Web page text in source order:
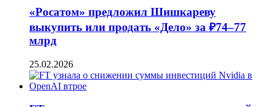
«Росатом» предложил Шишкареву
выкупить или продать «Дело» за ₽74–77
млрд
25.02.2026